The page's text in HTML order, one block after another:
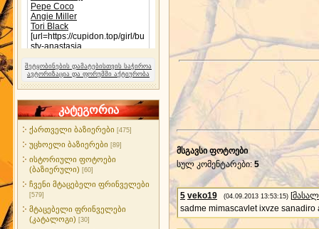
შეტყობინების დამატებისთვის საჭიროა
ავტორიზაცია და ფორუმში აქტიურობა
კატეგორია
ქართველი ბაზიერები [475]
უცხოელი ბაზიერები [89]
ისტორიული ფოტოები
(ბაზიერული) [60]
ჩვენი მტაცებელი ფრინველები
[579]
მტაცებელი ფრინველები
(კატალოგი) [30]
მსგავსი ფოტოები
სულ კომენტარები:5
5 veko19 (04.09.2013 13:53:15) [
sadme mimascavlet ixvze